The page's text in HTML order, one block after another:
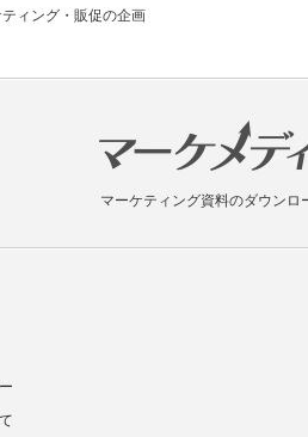
ィング・販促の企画
マーケティング資料のダウンロ